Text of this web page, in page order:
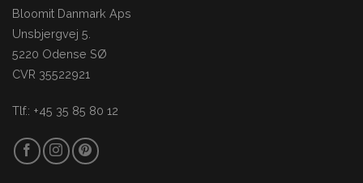
Bloomit Danmark Aps
Unsbjergvej 5.
5220 Odense SØ
CVR 35522921
Tlf.: +45 35 85 80 12